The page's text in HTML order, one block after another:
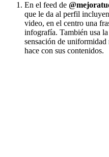
En el feed de
que le da al perfil
video, en el centro una
infografía. También usa
sensación de
hace con sus contenidos.